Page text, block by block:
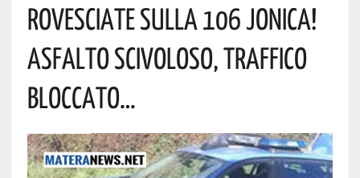
Rovesciate Sulla 106 Jonica!
Asfalto Scivoloso, Traffico
Bloccato…